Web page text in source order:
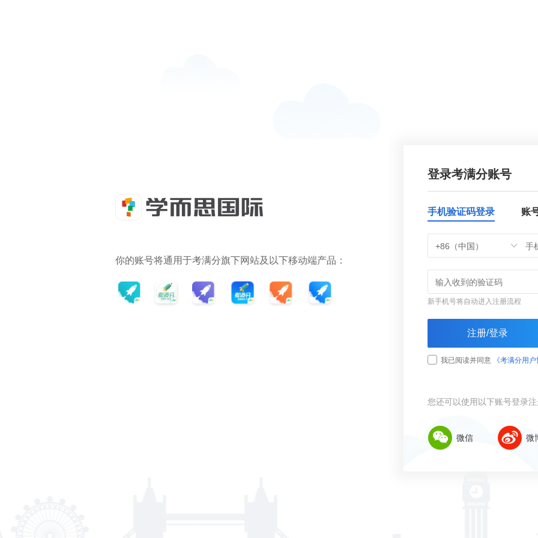
你的账号将通用于考满分旗下网站及以下移动端产品：
登录考满分账号
手机验证码登录 账
+86（中国）
新手机号将自动进入注册流程
注册/登录
我已阅读并同意 《考满分用户
您还可以使用以下账号登录
微信 微